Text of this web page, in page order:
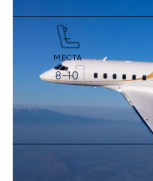
МЕСТА
8-10